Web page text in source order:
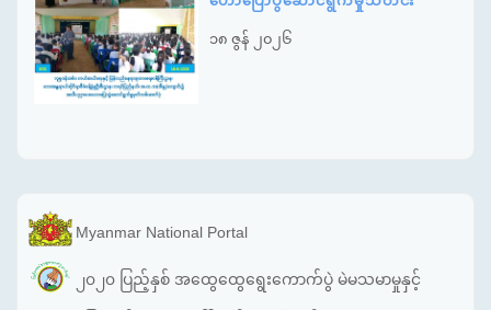
၁၈ ဇွန် ၂၀၂၆
Myanmar National Portal
၂၀၂၀ ပြည့်နှစ် အထွေထွေရွေးကောက်ပွဲ မဲမသမာမှုနှင့်